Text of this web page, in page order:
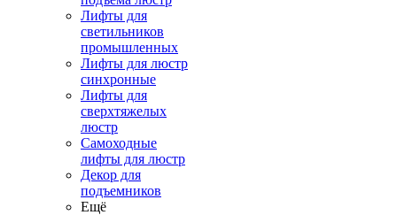
Лифты для
светильников
промышленных
Лифты для люстр
синхронные
Лифты для
сверхтяжелых
люстр
Самоходные
лифты для люстр
Декор для
подъемников
Ещё